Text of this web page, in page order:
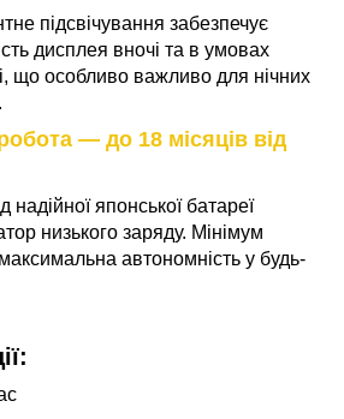
підсвічування забезпечує
дисплея вночі та в умовах
що особливо важливо для нічних
— до 18 місяців від
надійної японської батареї
низького заряду. Мінімум
автономність у будь-